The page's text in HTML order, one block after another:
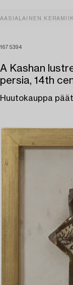
AASIALAINEN
1675394
A Kashan
persia, 14th
Huutokauppa